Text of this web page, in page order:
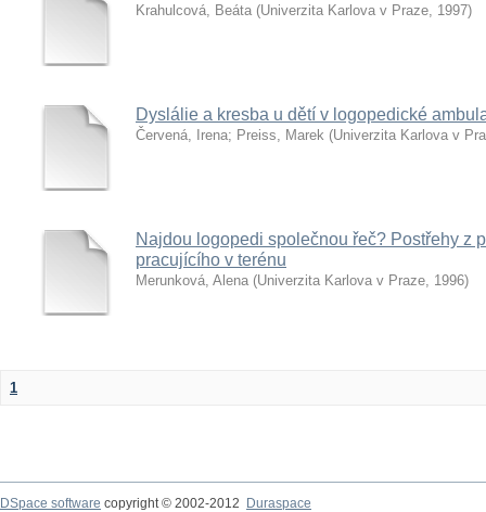
Krahulcová, Beáta (Univerzita Karlova v Praze, 1997)
Dyslálie a kresba u dětí v logopedické
Červená, Irena; Preiss, Marek (Univerzita Karlova v
Najdou logopedi společnou řeč? Postřehy z
pracujícího v terénu
Merunková, Alena (Univerzita Karlova v Praze, 1996)
1
DSpace software copyright © 2002-2012
Duraspace